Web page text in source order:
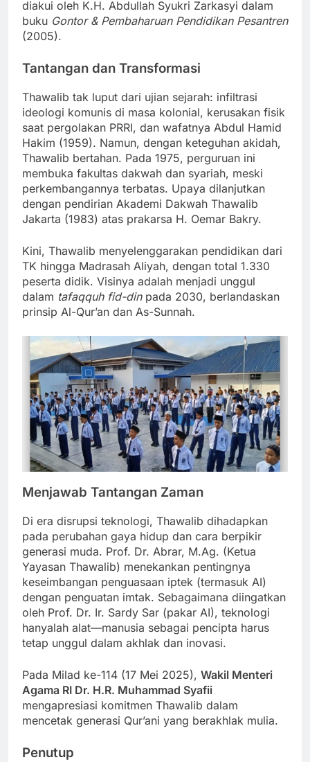
diakui oleh K.H. Abdullah Syukri Zarkasyi dalam
buku Gontor & Pembaharuan Pendidikan Pesantren
(2005).
Tantangan dan Transformasi
Thawalib tak luput dari ujian sejarah: infiltrasi
ideologi komunis di masa kolonial, kerusakan fisik
saat pergolakan PRRI, dan wafatnya Abdul Hamid
Hakim (1959). Namun, dengan keteguhan akidah,
Thawalib bertahan. Pada 1975, perguruan ini
membuka fakultas dakwah dan syariah, meski
perkembangannya terbatas. Upaya dilanjutkan
dengan pendirian Akademi Dakwah Thawalib
Jakarta (1983) atas prakarsa H. Oemar Bakry.
Kini, Thawalib menyelenggarakan pendidikan dari
TK hingga Madrasah Aliyah, dengan total 1.330
peserta didik. Visinya adalah menjadi unggul
dalam tafaqquh fid-dinpada 2030, berlandaskan
prinsip Al-Qur’an dan As-Sunnah.
Menjawab Tantangan Zaman
Di era disrupsi teknologi, Thawalib dihadapkan
pada perubahan gaya hidup dan cara berpikir
generasi muda. Prof. Dr. Abrar, M.Ag. (Ketua
Yayasan Thawalib) menekankan pentingnya
keseimbangan penguasaan iptek (termasuk AI)
dengan penguatan imtak. Sebagaimana diingatkan
oleh Prof. Dr. Ir. Sardy Sar (pakar AI), teknologi
hanyalah alat—manusia sebagai pencipta harus
tetap unggul dalam akhlak dan inovasi.
Pada Milad ke-114 (17 Mei 2025), Wakil Menteri
Agama RI Dr. H.R. Muhammad Syafii
mengapresiasi komitmen Thawalib dalam
mencetak generasi Qur’ani yang berakhlak mulia.
Penutup